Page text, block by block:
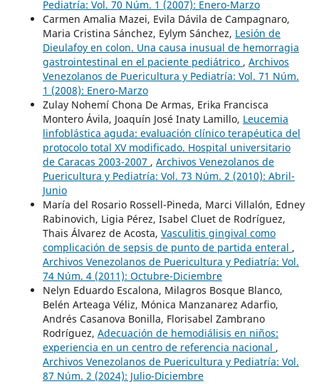
Pediatría: Vol. 70 Núm. 1 (2007): Enero-Marzo
Carmen Amalia Mazei, Evila Dávila de Campagnaro,
Maria Cristina Sánchez, Eylym Sánchez, Lesión de
Dieulafoy en colon. Una causa inusual de hemorragia
gastrointestinal en el paciente pediátrico , Archivos
Venezolanos de Puericultura y Pediatría: Vol. 71 Núm.
1 (2008): Enero-Marzo
Zulay Nohemí Chona De Armas, Erika Francisca
Montero Ávila, Joaquín José Inaty Lamillo, Leucemia
linfoblástica aguda: evaluación clínico terapéutica del
protocolo total XV modificado. Hospital universitario
de Caracas 2003-2007 , Archivos Venezolanos de
Puericultura y Pediatría: Vol. 73 Núm. 2 (2010): Abril-
Junio
María del Rosario Rossell-Pineda, Marci Villalón, Edney
Rabinovich, Ligia Pérez, Isabel Cluet de Rodríguez,
Thais Álvarez de Acosta, Vasculitis gingival como
complicación de sepsis de punto de partida enteral ,
Archivos Venezolanos de Puericultura y Pediatría: Vol.
74 Núm. 4 (2011): Octubre-Diciembre
Nelyn Eduardo Escalona, Milagros Bosque Blanco,
Belén Arteaga Véliz, Mónica Manzanarez Adarfio,
Andrés Casanova Bonilla, Florisabel Zambrano
Rodríguez, Adecuación de hemodiálisis en niños:
experiencia en un centro de referencia nacional ,
Archivos Venezolanos de Puericultura y Pediatría: Vol.
87 Núm. 2 (2024): Julio-Diciembre